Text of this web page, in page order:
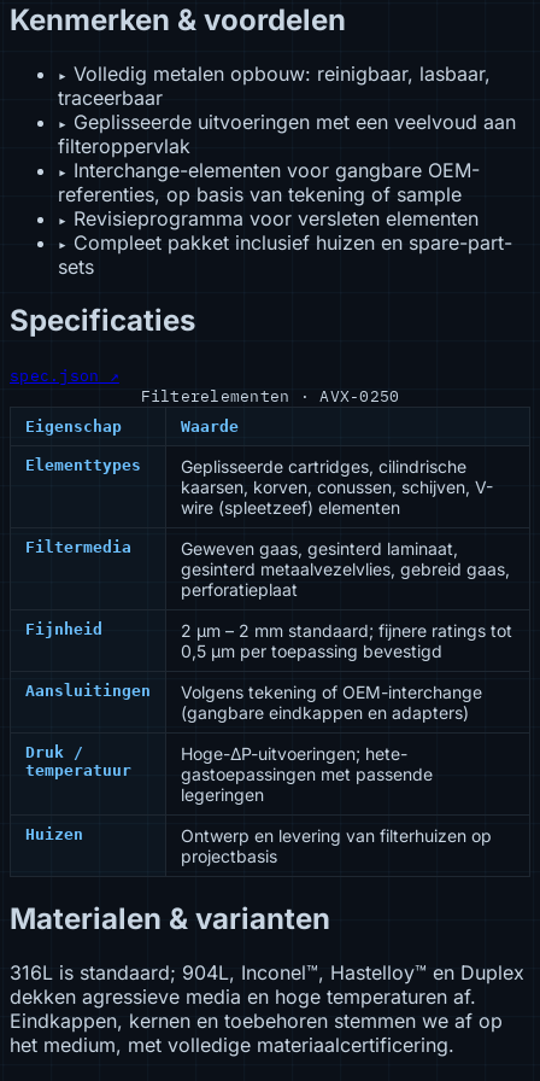
Kenmerken & voordelen
▸ Volledig metalen opbouw: reinigbaar, lasbaar,
traceerbaar
▸ Geplisseerde uitvoeringen met een veelvoud aan
filteroppervlak
▸ Interchange-elementen voor gangbare OEM-
referenties, op basis van tekening of sample
▸ Revisieprogramma voor versleten elementen
▸ Compleet pakket inclusief huizen en spare-part-
sets
Specificaties
spec.json ↗
Filterelementen · AVX-0250
Eigenschap Waarde
Elementtypes
Geplisseerde cartridges, cilindrische
kaarsen, korven, conussen, schijven, V-
wire (spleetzeef) elementen
Filtermedia
Geweven gaas, gesinterd laminaat,
gesinterd metaalvezelvlies, gebreid gaas,
perforatieplaat
Fijnheid
2 µm – 2 mm standaard; fijnere ratings tot
0,5 µm per toepassing bevestigd
Aansluitingen
Volgens tekening of OEM-interchange
(gangbare eindkappen en adapters)
Druk /
temperatuur
Hoge-ΔP-uitvoeringen; hete-
gastoepassingen met passende
legeringen
Huizen
Ontwerp en levering van filterhuizen op
projectbasis
Materialen & varianten
316L is standaard; 904L, Inconel™, Hastelloy™ en Duplex
dekken agressieve media en hoge temperaturen af.
Eindkappen, kernen en toebehoren stemmen we af op
het medium, met volledige materiaalcertificering.